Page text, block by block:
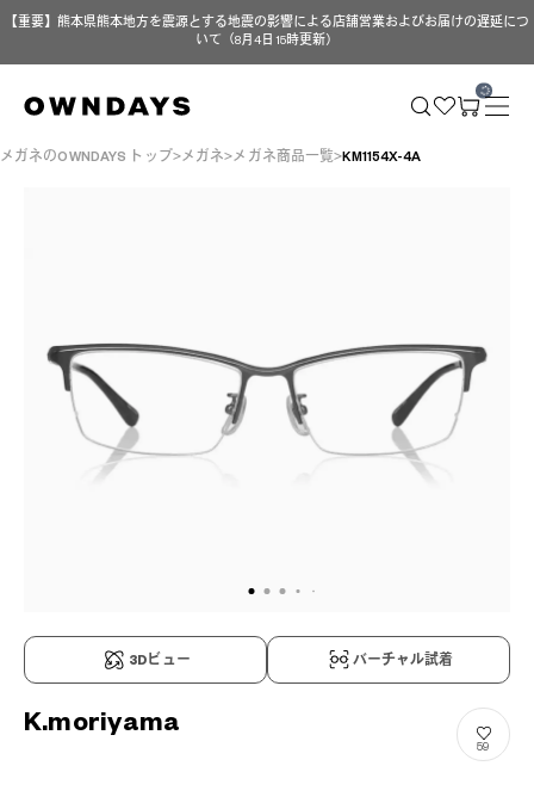
【重要】熊本県熊本地方を震源とする地震の影響による店舗営業およびお届けの遅延につ
いて（8月4日 15時更新）
メガネのOWNDAYS トップ メガネ メガネ商品一覧 KM1154X-4A
3Dビュー バーチャル試着
K.moriyama
59